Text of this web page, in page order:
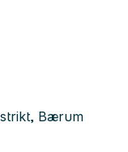
Bærum